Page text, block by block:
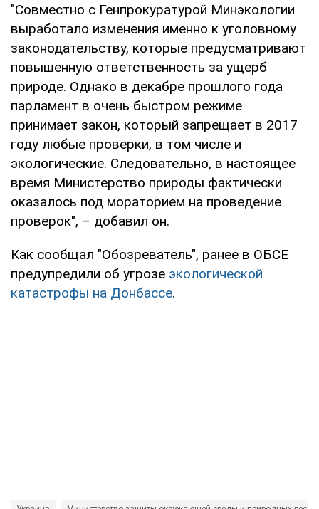
"Совместно с Генпрокуратурой Минэкологии
выработало изменения именно к уголовному
законодательству, которые предусматривают
повышенную ответственность за ущерб
природе. Однако в декабре прошлого года
парламент в очень быстром режиме
принимает закон, который запрещает в 2017
году любые проверки, в том числе и
экологические. Следовательно, в настоящее
время Министерство природы фактически
оказалось под мораторием на проведение
проверок", – добавил он.
Как сообщал "Обозреватель", ранее в ОБСЕ
предупредили об угрозе экологической
катастрофы на Донбассе.